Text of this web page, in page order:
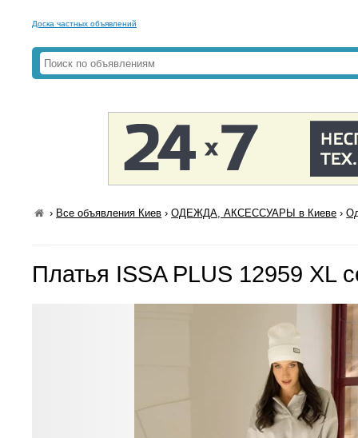
Доска частных объявлений
› Все объявления Киев ›ОДЕЖДА, АКСЕССУАРЫ в Киеве ›
Платья ISSA PLUS 12959 XL